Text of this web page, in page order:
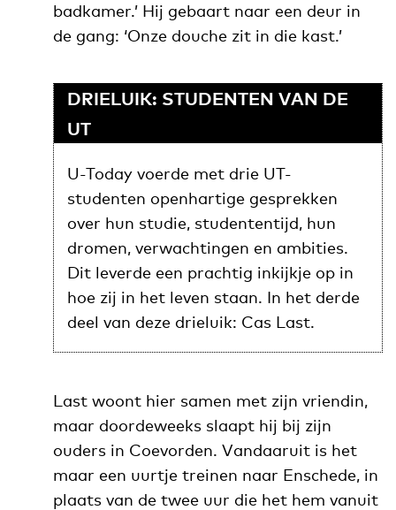
badkamer.’ Hij gebaart naar een deur in
de gang: ‘Onze douche zit in die kast.’
DRIELUIK: STUDENTEN VAN DE
UT
U-Today voerde met drie UT-
studenten openhartige gesprekken
over hun studie, studententijd, hun
dromen, verwachtingen en ambities.
Dit leverde een prachtig inkijkje op in
hoe zij in het leven staan. In het derde
deel van deze drieluik: Cas Last.
Last woont hier samen met zijn vriendin,
maar doordeweeks slaapt hij bij zijn
ouders in Coevorden. Vandaaruit is het
maar een uurtje treinen naar Enschede, in
plaats van de twee uur die het hem vanuit